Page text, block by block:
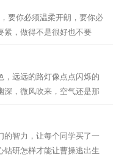
要你必须温柔开朗，要你必
紧，做得不是很好也不要
，远远的路灯像点点闪烁的
深，微风吹来，空气还是那
的智力，让每个同学买了一
钻研怎样才能让曹操逃出生